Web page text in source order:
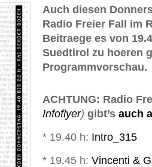
Auch diesen
Radio Freier Fall im
Beitraege es von
Suedtirol zu hoeren
Programmvorschau.
ACHTUNG: Radio
Infoflyer) gibt’s auch
* 19.40 h: Intro_315
* 19.45 h: Vincenti &